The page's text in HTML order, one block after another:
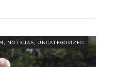
NOTÍCIAS UNCATEGORIZED